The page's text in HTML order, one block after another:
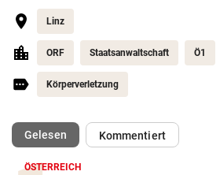
Linz
ORF Staatsanwaltschaft Ö1
Körperverletzung
Gelesen(ausgewählt)Kommentiert
ÖSTERREICH